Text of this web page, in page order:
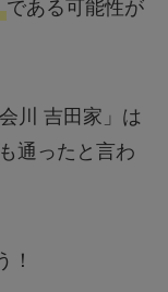
である可能性が
川 吉田家」は
通ったと言わ
！